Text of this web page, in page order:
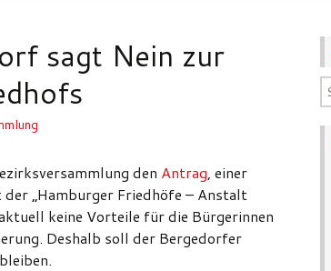
sagt Nein zur
den Antrag, einer
„Hamburger Friedhöfe – Anstalt
keine Vorteile für die Bürgerinnen
Deshalb soll der Bergedorfer